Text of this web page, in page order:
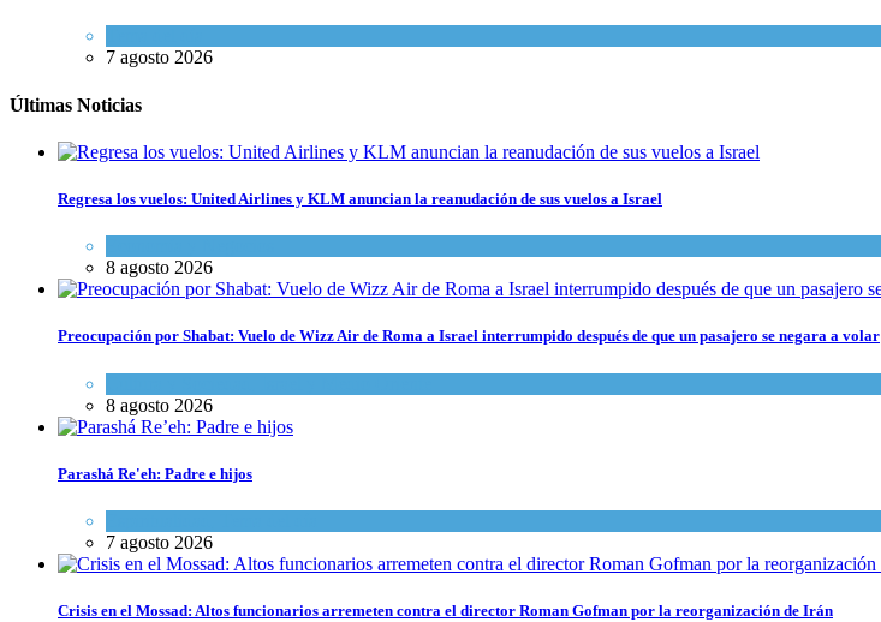
7 agosto 2026
Últimas Noticias
Regresa los vuelos: United Airlines y KLM anuncian la reanudación de sus vuelos a Israel
8 agosto 2026
Preocupación por Shabat: Vuelo de Wizz Air de Roma a Israel interrumpido después de que un pasajero se negara a volar
8 agosto 2026
Parashá Re'eh: Padre e hijos
7 agosto 2026
Crisis en el Mossad: Altos funcionarios arremeten contra el director Roman Gofman por la reorganización de Irán